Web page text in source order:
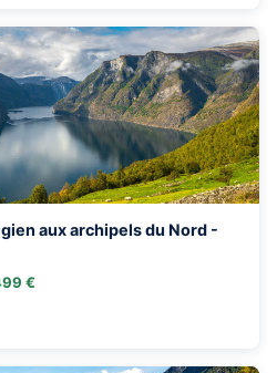
aux archipels du Nord -
€